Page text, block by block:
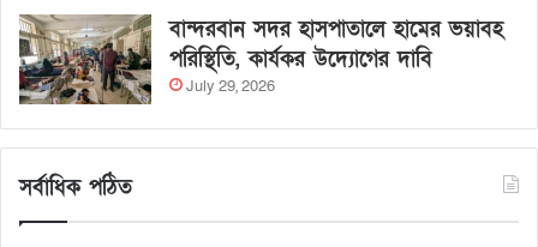
বান্দরবান সদর হাসপাতালে হামের ভয়াবহ
পরিস্থিতি, কার্যকর উদ্যোগের দাবি
July 29, 2026
সর্বাধিক পঠিত